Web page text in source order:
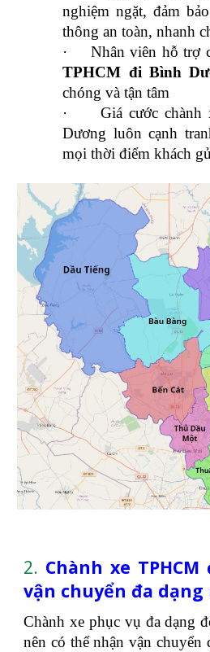
nghiệm ngặt, đảm
thông an toàn, nhanh
·
Nhân viên hỗ trợ
TPHCM đi Bình
chóng và tận tâm
·
Giá cước
Dương luôn cạnh
mọi thời điểm khách
2. Chành xe
vận chuyển đa
Chành xe phục vụ đa dạng
nên có thể nhận vận chuyển